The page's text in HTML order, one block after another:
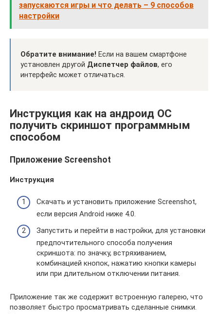
запускаются игры и что делать – 9 способов
настройки
Обратите внимание! Если на вашем смартфоне
установлен другой Диспетчер файлов, его
интерфейс может отличаться.
Инструкция как на андроид ОС
получить скриншот программным
способом
Приложение Screenshot
Инструкция
Скачать и установить приложение Screenshot,
если версия Android ниже 4.0.
Запустить и перейти в настройки, для установки
предпочтительного способа получения
скриншота: по значку, встряхиванием,
комбинацией кнопок, нажатию кнопки камеры
или при длительном отключении питания.
Приложение так же содержит встроенную галерею, что
позволяет быстро просматривать сделанные снимки.